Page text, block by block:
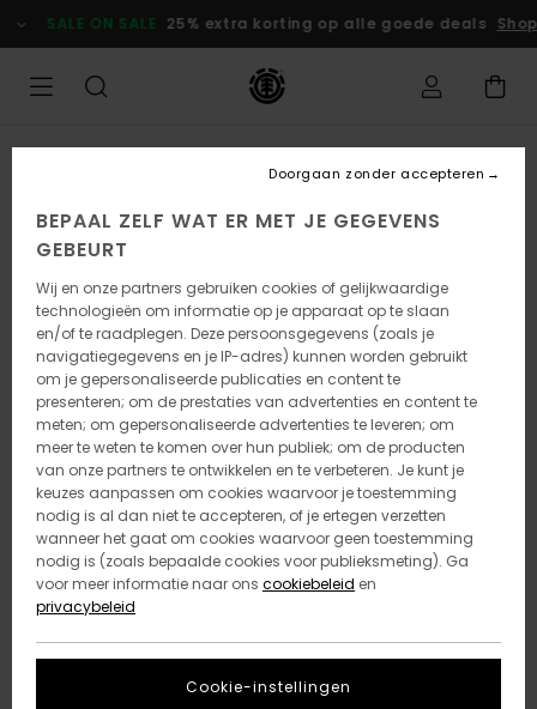
naar
Productinformatie
SALE ON SALE 25% extra korting op alle goede deals
BEPAAL ZELF WAT ER MET JE GEGEVENS
GEBEURT
Wij en onze partners gebruiken cookies of gelijkwaardige
technologieën om informatie op je apparaat op te slaan
en/of te raadplegen. Deze persoonsgegevens (zoals je
navigatiegegevens en je IP-adres) kunnen worden gebruikt
om je gepersonaliseerde publicaties en content te
presenteren; om de prestaties van advertenties en content te
meten; om gepersonaliseerde advertenties te leveren; om
meer te weten te komen over hun publiek; om de producten
van onze partners te ontwikkelen en te verbeteren. Je kunt je
keuzes aanpassen om cookies waarvoor je toestemming
nodig is al dan niet te accepteren, of je ertegen verzetten
wanneer het gaat om cookies waarvoor geen toestemming
nodig is (zoals bepaalde cookies voor publieksmeting). Ga
voor meer informatie naar ons cookiebeleid en
privacybeleid
Cookie-instellingen
Doorgaan zonder accepteren